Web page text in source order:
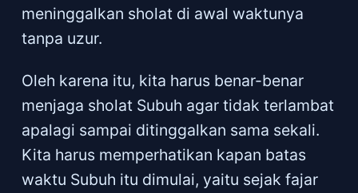
meninggalkan sholat di awal waktunya
tanpa uzur.
Oleh karena itu, kita harus benar-benar
menjaga sholat Subuh agar tidak terlambat
apalagi sampai ditinggalkan sama sekali.
Kita harus memperhatikan kapan batas
waktu Subuh itu dimulai, yaitu sejak fajar